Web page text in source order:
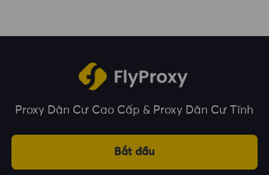
Proxy Dân Cư Cao Cấp & Proxy Dân Cư Tĩnh
Bắt đầu